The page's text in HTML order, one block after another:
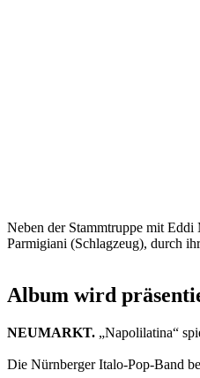
Neben der Stammtruppe mit
Parmigiani (Schlagzeug), durch
Album wird
NEUMARKT. „Napolilatina“
Die Nürnberger Italo-Pop-Band